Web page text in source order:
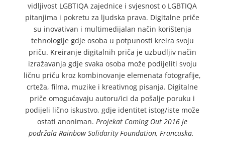
vidljivost LGBTIQA zajednice i svjesnost o LGBTIQA
pitanjima i pokretu za ljudska prava. Digitalne priče
su inovativan i multimedijalan način korištenja
tehnologije gdje osoba u potpunosti kreira svoju
priču. Kreiranje digitalnih priča je uzbudljiv način
izražavanja gdje svaka osoba može podijeliti svoju
ličnu priču kroz kombinovanje elemenata fotografije,
crteža, filma, muzike i kreativnog pisanja. Digitalne
priče omogućavaju autoru/ici da pošalje poruku i
podijeli lično iskustvo, gdje identitet istog/iste može
ostati anoniman. Projekat Coming Out 2016 je
podržala Rainbow Solidarity Foundation, Francuska.